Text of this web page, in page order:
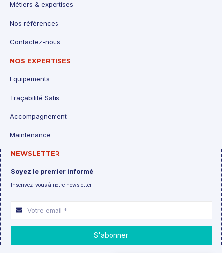
Métiers & expertises
Nos références
Contactez-nous
NOS EXPERTISES
Equipements
Traçabilité Satis
Accompagnement
Maintenance
NEWSLETTER
Soyez le premier informé
Inscrivez-vous à notre newsletter
S'abonner